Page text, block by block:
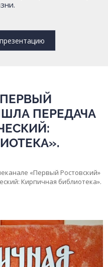
ПЕРЕДАЧА
«Первый Ростовский»
Кирпичная библиотека».